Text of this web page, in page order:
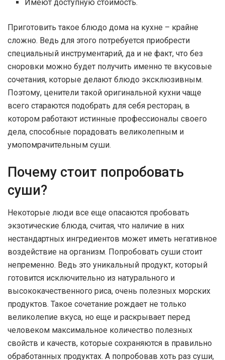
Имеют доступную стоимость.
Приготовить такое блюдо дома на кухне – крайне
сложно. Ведь для этого потребуется приобрести
специальный инструментарий, да и не факт, что без
сноровки можно будет получить именно те вкусовые
сочетания, которые делают блюдо эксклюзивным.
Поэтому, ценители такой оригинальной кухни чаще
всего стараются подобрать для себя ресторан, в
котором работают истинные профессионалы своего
дела, способные порадовать великолепным и
умопомрачительным суши.
Почему стоит попробовать
суши?
Некоторые люди все еще опасаются пробовать
экзотические блюда, считая, что наличие в них
нестандартных ингредиентов может иметь негативное
воздействие на организм. Попробовать суши стоит
непременно. Ведь это уникальный продукт, который
готовится исключительно из натурального и
высококачественного риса, очень полезных морских
продуктов. Такое сочетание рождает не только
великолепие вкуса, но еще и раскрывает перед
человеком максимальное количество полезных
свойств и качеств, которые сохраняются в правильно
обработанных продуктах. А попробовав хоть раз суши,